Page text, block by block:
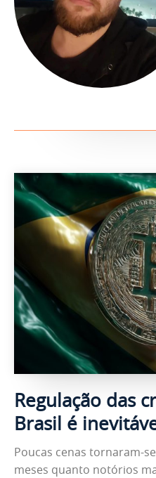
Regulação das
Brasil é
Poucas cenas tornaram-
meses quanto notórios